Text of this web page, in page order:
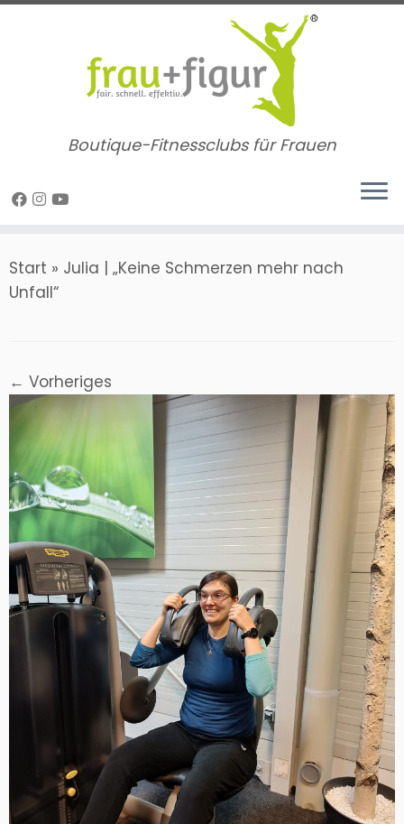
Zum
Boutique-Fitnessclubs für Frauen
Start » Julia | „Keine Schmerzen mehr nach
Unfall“
← Vorheriges